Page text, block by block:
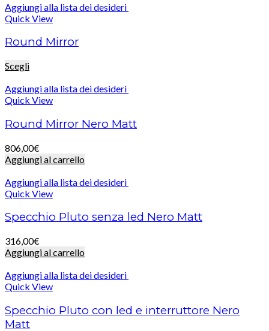
Aggiungi alla lista dei desideri
Quick View
Round Mirror
Scegli
Aggiungi alla lista dei desideri
Quick View
Round Mirror Nero Matt
806,00€
Aggiungi al carrello
Aggiungi alla lista dei desideri
Quick View
Specchio Pluto senza led Nero Matt
316,00€
Aggiungi al carrello
Aggiungi alla lista dei desideri
Quick View
Specchio Pluto con led e interruttore Nero
Matt